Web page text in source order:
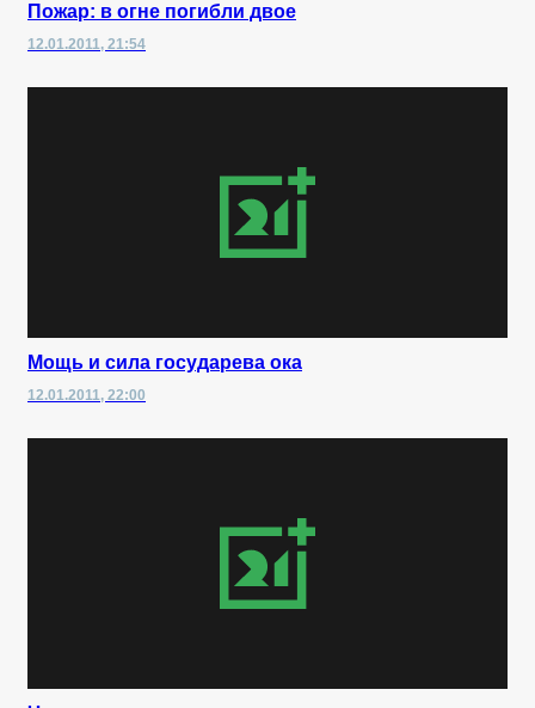
Пожар: в огне погибли двое
12.01.2011, 21:54
Мощь и сила государева ока
12.01.2011, 22:00